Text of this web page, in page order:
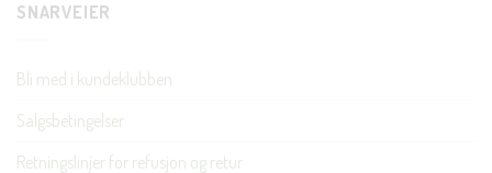
SNARVEIER
Bli med i kundeklubben
Salgsbetingelser
Retningslinjer for refusjon og retur